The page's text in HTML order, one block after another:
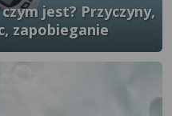
jest? Przyczyny,
zapobieganie